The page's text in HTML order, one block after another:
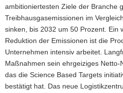
ambitioniertesten Ziele der Branche
Treibhausgasemissionen im
sinken, bis 2032 um 50 Prozent. Ein
Reduktion der Emissionen ist die
Unternehmen intensiv arbeitet.
Maßnahmen sein ehrgeiziges Netto-
das die Science Based Targets
bestätigt hat. Das neue